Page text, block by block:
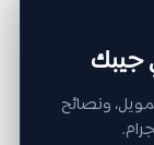
جيبك
ونصائح